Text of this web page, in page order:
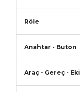
Röle
Anahtar - Buton
Araç - Gereç -